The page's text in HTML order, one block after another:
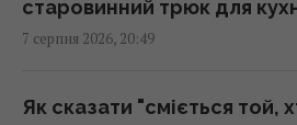
20:01 п'ятниця, 07 серпня 2026
першого офіційного візиту
старовинний трюк для
7 серпня 2026, 20:49
Як сказати "сміється той,